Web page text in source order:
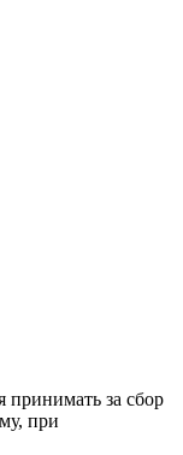
принимать за сбор
при